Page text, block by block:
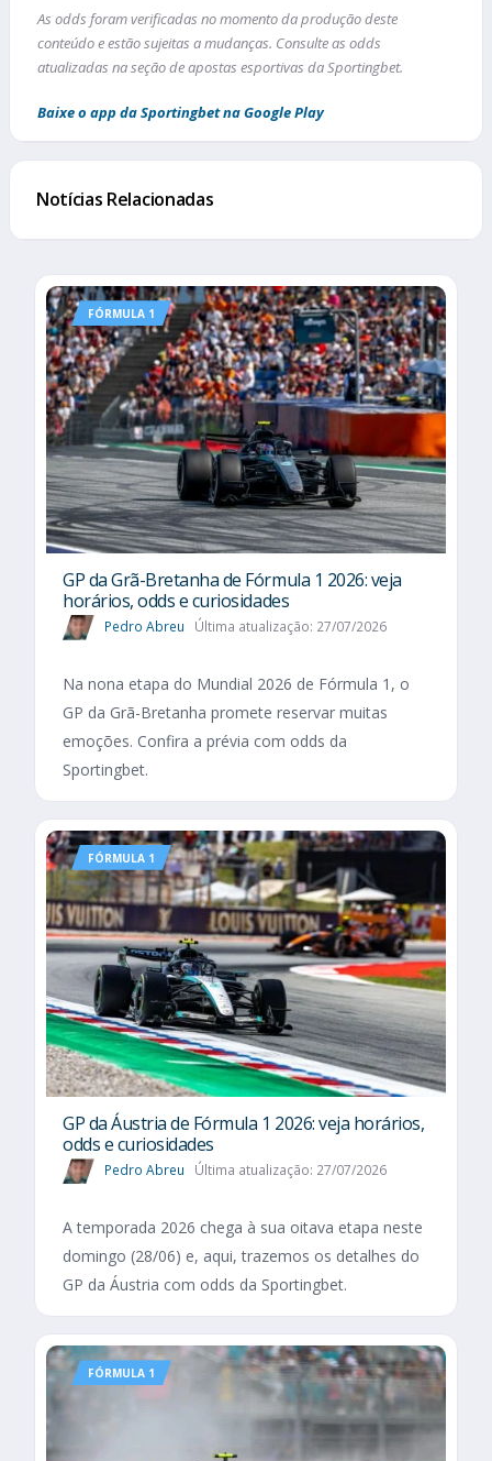
As odds foram verificadas no momento da produção deste
conteúdo e estão sujeitas a mudanças. Consulte as odds
atualizadas na seção de apostas esportivas da Sportingbet.
Baixe o app da Sportingbet na Google Play
Notícias Relacionadas
FÓRMULA 1
GP da Grã-Bretanha de Fórmula 1 2026: veja
horários, odds e curiosidades
Pedro Abreu Última atualização: 27/07/2026
Na nona etapa do Mundial 2026 de Fórmula 1, o
GP da Grã-Bretanha promete reservar muitas
emoções. Confira a prévia com odds da
Sportingbet.
FÓRMULA 1
GP da Áustria de Fórmula 1 2026: veja horários,
odds e curiosidades
Pedro Abreu Última atualização: 27/07/2026
A temporada 2026 chega à sua oitava etapa neste
domingo (28/06) e, aqui, trazemos os detalhes do
GP da Áustria com odds da Sportingbet.
FÓRMULA 1